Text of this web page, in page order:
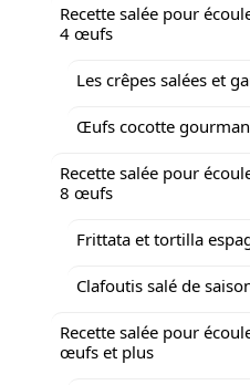
Recette salée pour
4 œufs
Les crêpes salées et
Œufs cocotte
Recette salée pour
8 œufs
Frittata et tortilla
Clafoutis salé de
Recette salée pour
œufs et plus